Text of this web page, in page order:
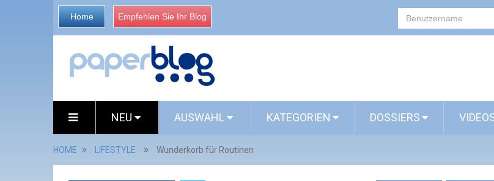
Home Empfehlen Sie Ihr Blog
NEU AUSWAHL KATEGORIEN DOSSIERS
HOME LIFESTYLE Wunderkorb für Routinen